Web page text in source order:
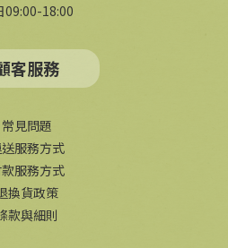
09:00-18:00
客服務
常見問題
服務方式
服務方式
換貨政策
款與細則